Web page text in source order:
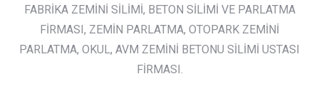
FABRİKA ZEMİNİ SİLİMİ, BETON SİLİMİ VE PARLATMA
FİRMASI, ZEMİN PARLATMA, OTOPARK ZEMİNİ
PARLATMA, OKUL, AVM ZEMİNİ BETONU SİLİMİ USTASI
FİRMASI.